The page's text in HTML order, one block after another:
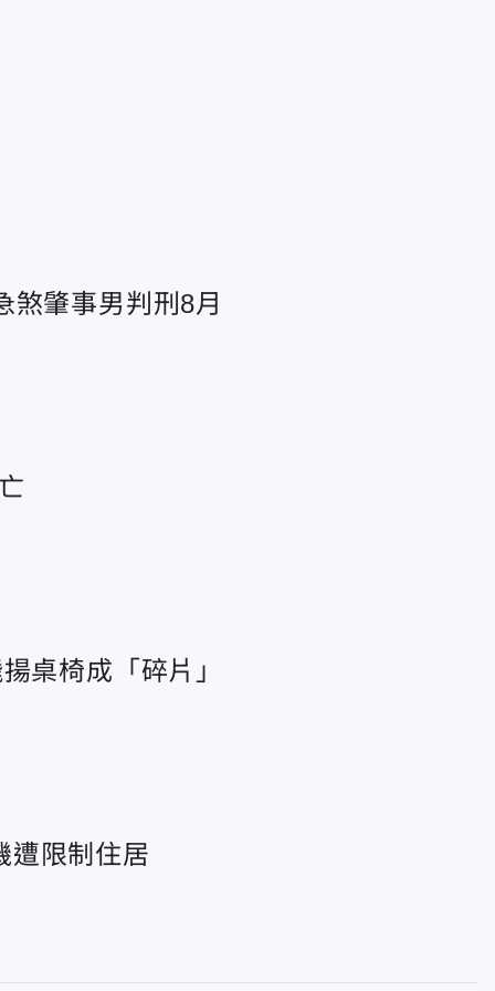
肇事男判刑8月
桌椅成「碎片」
遭限制住居